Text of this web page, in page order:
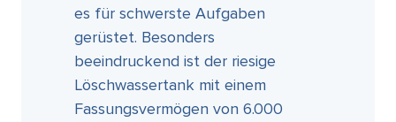
es für schwerste Aufgaben
gerüstet. Besonders
beeindruckend ist der riesige
Löschwassertank mit einem
Fassungsvermögen von 6.000